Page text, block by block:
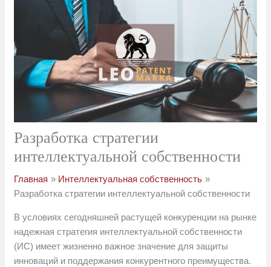
Разработка стратегии
интеллектуальной собственности
Главная
Интеллектуальная собственность
Разработка стратегии интеллектуальной собственности
В условиях сегодняшней растущей конкуренции на рынке
надежная стратегия интеллектуальной собственности
(ИС) имеет жизненно важное значение для защиты
инноваций и поддержания конкурентного преимущества.